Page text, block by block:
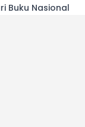
Buku Nasional